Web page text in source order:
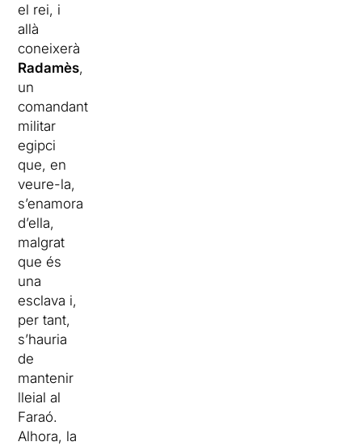
el rei, i
allà
coneixerà
Radamès,
un
comandant
militar
egipci
que, en
veure-la,
s’enamora
d’ella,
malgrat
que és
una
esclava i,
per tant,
s’hauria
de
mantenir
lleial al
Faraó.
Alhora, la